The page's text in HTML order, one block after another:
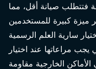
فتتطلب صيانة أقل، مما
سارية العلم الرسمية
مراعاتها عند اختيار
الخارجية مقاومة